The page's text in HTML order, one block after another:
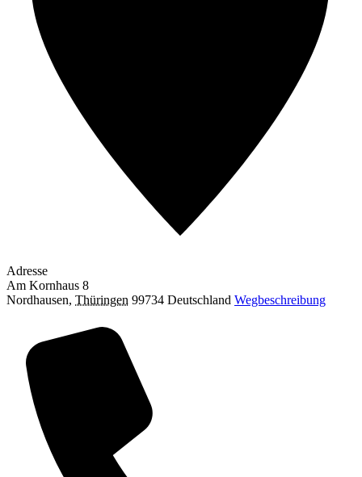
Adresse
Am Kornhaus 8
Nordhausen, Thüringen 99734 Deutschland Wegbeschreibung